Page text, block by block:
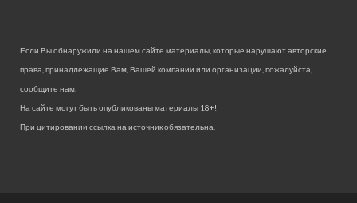
Если Вы обнаружили на нашем сайте материалы, которые нарушают авторские
права, принадлежащие Вам, Вашей компании или организации, пожалуйста,
сообщите нам.
На сайте могут быть опубликованы материалы 18+!
При цитировании ссылка на источник обязательна.